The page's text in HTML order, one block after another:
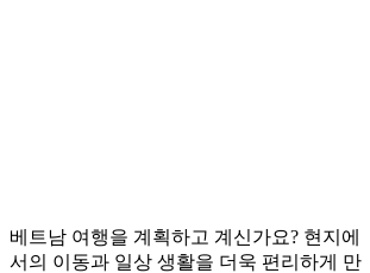
베트남 여행을 계획하고 계신가요? 현지에
서의 이동과 일상 생활을 더욱 편리하게 만